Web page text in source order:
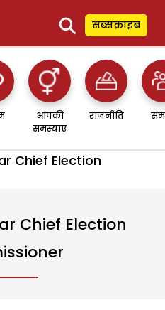
⚲ सब्सक्राइब
आपकी
समस्याएं
राजनीति
Chief Election
Chief Election